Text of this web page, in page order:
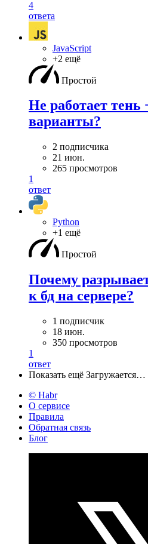
4
ответа
JavaScript
+2 ещё
Простой
Не работает тень
варианты?
2 подписчика
21 июн.
265 просмотров
1
ответ
Python
+1 ещё
Простой
Почему
к бд на сервере?
1 подписчик
18 июн.
350 просмотров
1
ответ
Показать ещё Загружается…
© Habr
О сервисе
Правила
Обратная связь
Блог